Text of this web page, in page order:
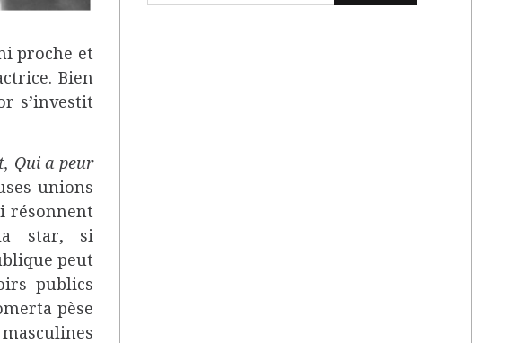
proche et
Bien
s’investit
Qui a peur
unions
résonnent
la star, si
peut
publics
pèse